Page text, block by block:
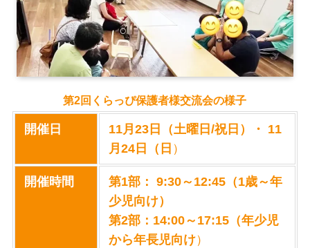
第2回くらっぴ保護者様交流会の様子
開催日
11月23日（土曜日/祝日）・ 11
月24日（日 ）
開催時間
第1部： 9:30～12:45（1歳～年
少児向け）
第2部：14:00～17:15（年少児
から年長児向け）